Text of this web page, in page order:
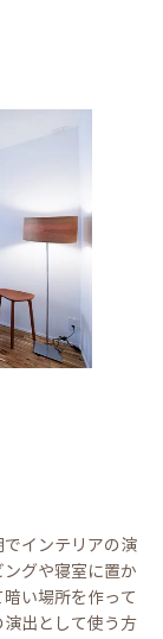
インテリアの演
グや寝室に置か
い場所を作って
出として使う方